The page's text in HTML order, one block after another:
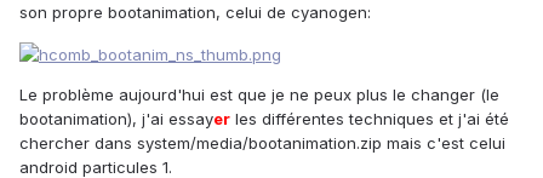
son propre bootanimation, celui de cyanogen:
Le problème aujourd'hui est que je ne peux plus le changer (le
bootanimation), j'ai essayer les différentes techniques et j'ai été
chercher dans system/media/bootanimation.zip mais c'est celui
android particules 1.